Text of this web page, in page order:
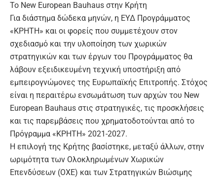
Το New European Bauhaus στην Κρήτη
Για διάστημα δώδεκα μηνών, η ΕΥΔ Προγράμματος
«ΚΡΗΤΗ» και οι φορείς που συμμετέχουν στον
σχεδιασμό και την υλοποίηση των χωρικών
στρατηγικών και των έργων του Προγράμματος θα
λάβουν εξειδικευμένη τεχνική υποστήριξη από
εμπειρογνώμονες της Ευρωπαϊκής Επιτροπής. Στόχος
είναι η περαιτέρω ενσωμάτωση των αρχών του New
European Bauhaus στις στρατηγικές, τις προσκλήσεις
και τις παρεμβάσεις που χρηματοδοτούνται από το
Πρόγραμμα «ΚΡΗΤΗ» 2021-2027.
Η επιλογή της Κρήτης βασίστηκε, μεταξύ άλλων, στην
ωριμότητα των Ολοκληρωμένων Χωρικών
Επενδύσεων (ΟΧΕ) και των Στρατηγικών Βιώσιμης